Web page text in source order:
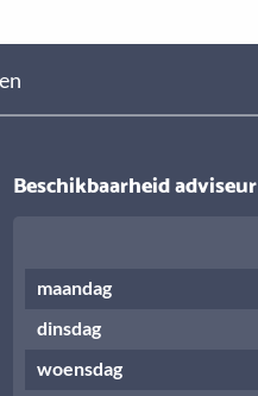
Beschikbaarheid adviseur
maandag
dinsdag
woensdag